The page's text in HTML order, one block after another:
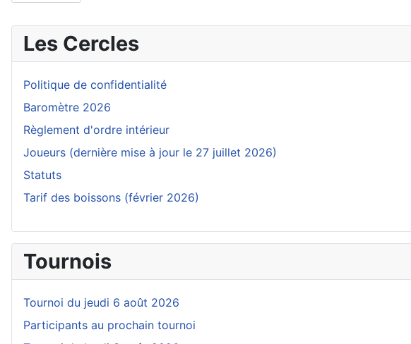
Les Cercles
Politique de confidentialité
Baromètre 2026
Règlement d'ordre intérieur
Joueurs (dernière mise à jour le 27 juillet 2026)
Statuts
Tarif des boissons (février 2026)
Tournois
Tournoi du jeudi 6 août 2026
Participants au prochain tournoi